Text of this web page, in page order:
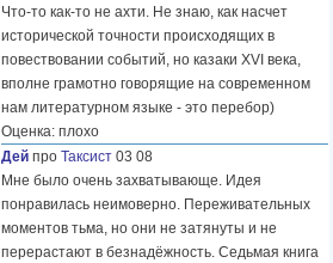
Что-то как-то не ахти. Не знаю, как насчет
исторической точности происходящих в
повествовании событий, но казаки XVI века,
вполне грамотно говорящие на современном
нам литературном языке - это перебор)
Оценка: плохо
Дей про Таксист 03 08
Мне было очень захватывающе. Идея
понравилась неимоверно. Переживательных
моментов тьма, но они не затянуты и не
перерастают в безнадёжность. Седьмая книга